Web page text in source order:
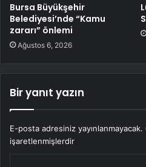
Bursa Büyükşehir
Belediyesi’nde “Kamu
zararı” önlemi
Ağustos 6, 2026
Bir yanıt yazın
E-posta adresiniz yayınlanmayacak.
işaretlenmişlerdir